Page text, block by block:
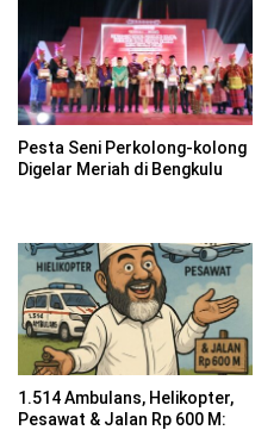
Pesta Seni Perkolong-kolong
Digelar Meriah di Bengkulu
1.514 Ambulans, Helikopter,
Pesawat & Jalan Rp 600 M: